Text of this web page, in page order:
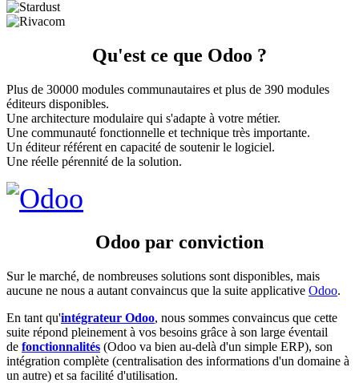
Qu'est ce que Odoo ?
Plus de 30000 modules communautaires et plus de 390 modules
éditeurs disponibles.
Une architecture modulaire qui s'adapte à votre métier.
Une communauté fonctionnelle et technique très importante.
Un éditeur référent en capacité de soutenir le logiciel.
Une réelle pérennité de la solution.
Odoo par conviction
Sur le marché, de nombreuses solutions sont disponibles, mais
aucune ne nous a autant convaincus que la suite applicative Odoo.
En tant qu'intégrateur Odoo, nous sommes convaincus que cette
suite répond pleinement à vos besoins grâce à son large éventail
de fonctionnalités (Odoo va bien au-delà d'un simple ERP), son
intégration complète (centralisation des informations d'un domaine à
un autre) et sa facilité d'utilisation.